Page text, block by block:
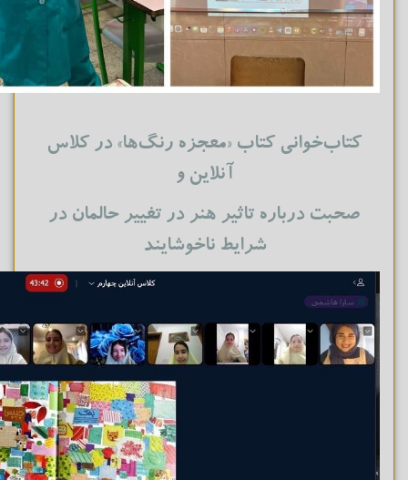
کتاب‌خوانی کتاب «معجزه رنگ‌‌ها» در کلاس
آنلاین و
صحبت درباره تاثیر هنر در تغییر حالمان در
شرایط ناخوشایند